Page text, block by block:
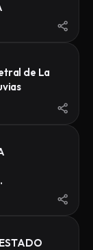
de La
QUE